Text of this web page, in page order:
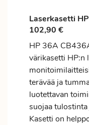
Laserkasetti
102,90 €
HP 36A
värikasetti
terävää ja
luotettavan
suojaa
Kasetti on